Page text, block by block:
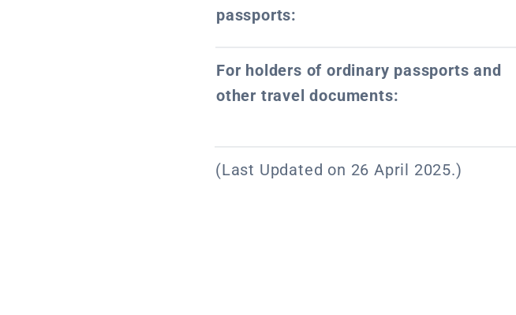
passports:
For holders of ordinary passports and
other travel documents:
(Last Updated on 26 April 2025.)